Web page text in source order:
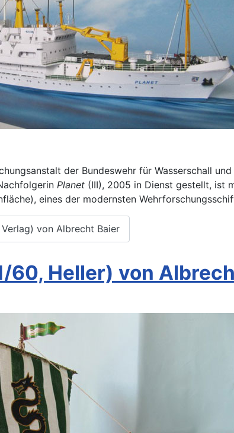
der Bundeswehr für Wasserschall
Planet (III), 2005 in Dienst gestellt, ist
eines der modernsten
von Albrecht Baier
Heller) von